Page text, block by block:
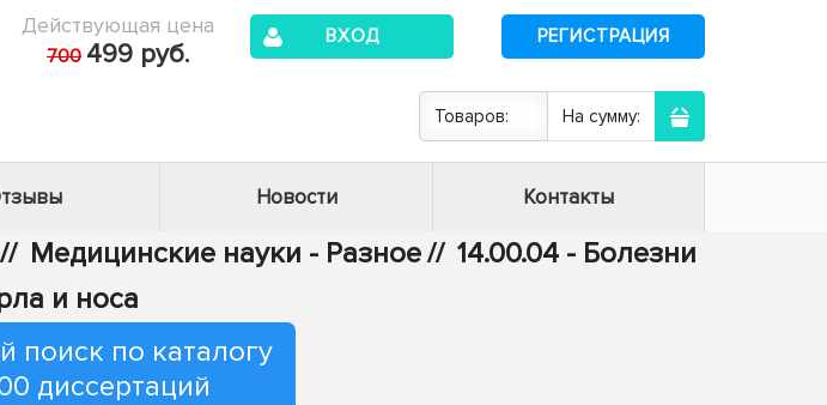
Действующая цена
700 499 руб.
ВХОД РЕГИСТРАЦИЯ
Товаров: На сумму:
Новости Контакты
// Медицинские науки - Разное// 14.00.04 - Болезни
и носа
поиск по каталогу
диссертаций